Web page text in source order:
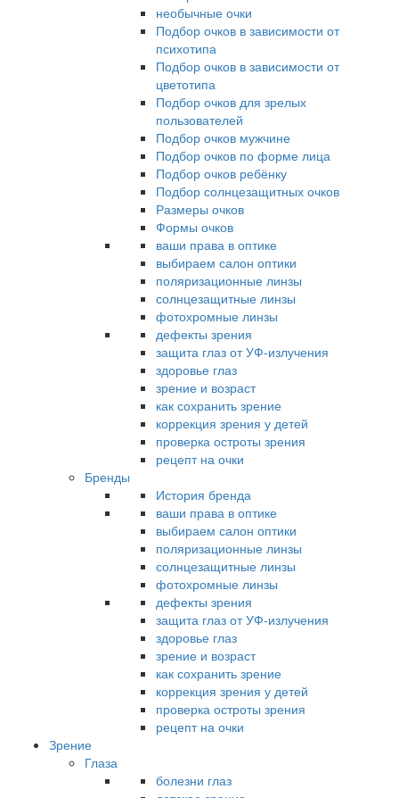
необычные очки
Подбор очков в зависимости от
психотипа
Подбор очков в зависимости от
цветотипа
Подбор очков для зрелых
пользователей
Подбор очков мужчине
Подбор очков по форме лица
Подбор очков ребёнку
Подбор солнцезащитных очков
Размеры очков
Формы очков
ваши права в оптике
выбираем салон оптики
поляризационные линзы
солнцезащитные линзы
фотохромные линзы
дефекты зрения
защита глаз от УФ-излучения
здоровье глаз
зрение и возраст
как сохранить зрение
коррекция зрения у детей
проверка остроты зрения
рецепт на очки
Бренды
История бренда
ваши права в оптике
выбираем салон оптики
поляризационные линзы
солнцезащитные линзы
фотохромные линзы
дефекты зрения
защита глаз от УФ-излучения
здоровье глаз
зрение и возраст
как сохранить зрение
коррекция зрения у детей
проверка остроты зрения
рецепт на очки
Зрение
Глаза
болезни глаз